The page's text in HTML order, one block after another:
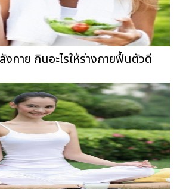
งกาย กินอะไรให้ร่างกายฟื้นตัวดี